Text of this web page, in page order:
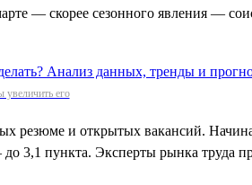
— скорее сезонного явления —
его
резюме и открытых вакансий.
3,1 пункта. Эксперты рынка труда